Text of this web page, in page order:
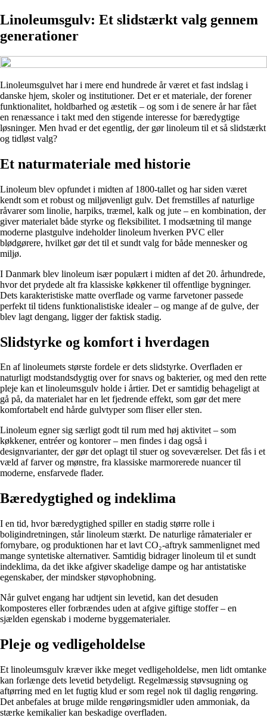
Linoleumsgulv: Et slidstærkt valg gennem
generationer
Linoleumsgulvet har i mere end hundrede år været et fast indslag i
danske hjem, skoler og institutioner. Det er et materiale, der forener
funktionalitet, holdbarhed og æstetik – og som i de senere år har fået
en renæssance i takt med den stigende interesse for bæredygtige
løsninger. Men hvad er det egentlig, der gør linoleum til et så slidstærkt
og tidløst valg?
Et naturmateriale med historie
Linoleum blev opfundet i midten af 1800-tallet og har siden været
kendt som et robust og miljøvenligt gulv. Det fremstilles af naturlige
råvarer som linolie, harpiks, træmel, kalk og jute – en kombination, der
giver materialet både styrke og fleksibilitet. I modsætning til mange
moderne plastgulve indeholder linoleum hverken PVC eller
blødgørere, hvilket gør det til et sundt valg for både mennesker og
miljø.
I Danmark blev linoleum især populært i midten af det 20. århundrede,
hvor det prydede alt fra klassiske køkkener til offentlige bygninger.
Dets karakteristiske matte overflade og varme farvetoner passede
perfekt til tidens funktionalistiske idealer – og mange af de gulve, der
blev lagt dengang, ligger der faktisk stadig.
Slidstyrke og komfort i hverdagen
En af linoleumets største fordele er dets slidstyrke. Overfladen er
naturligt modstandsdygtig over for snavs og bakterier, og med den rette
pleje kan et linoleumsgulv holde i årtier. Det er samtidig behageligt at
gå på, da materialet har en let fjedrende effekt, som gør det mere
komfortabelt end hårde gulvtyper som fliser eller sten.
Linoleum egner sig særligt godt til rum med høj aktivitet – som
køkkener, entréer og kontorer – men findes i dag også i
designvarianter, der gør det oplagt til stuer og soveværelser. Det fås i et
væld af farver og mønstre, fra klassiske marmorerede nuancer til
moderne, ensfarvede flader.
Bæredygtighed og indeklima
I en tid, hvor bæredygtighed spiller en stadig større rolle i
boligindretningen, står linoleum stærkt. De naturlige råmaterialer er
fornybare, og produktionen har et lavt CO₂-aftryk sammenlignet med
mange syntetiske alternativer. Samtidig bidrager linoleum til et sundt
indeklima, da det ikke afgiver skadelige dampe og har antistatiske
egenskaber, der mindsker støvophobning.
Når gulvet engang har udtjent sin levetid, kan det desuden
komposteres eller forbrændes uden at afgive giftige stoffer – en
sjælden egenskab i moderne byggematerialer.
Pleje og vedligeholdelse
Et linoleumsgulv kræver ikke meget vedligeholdelse, men lidt omtanke
kan forlænge dets levetid betydeligt. Regelmæssig støvsugning og
aftørring med en let fugtig klud er som regel nok til daglig rengøring.
Det anbefales at bruge milde rengøringsmidler uden ammoniak, da
stærke kemikalier kan beskadige overfladen.